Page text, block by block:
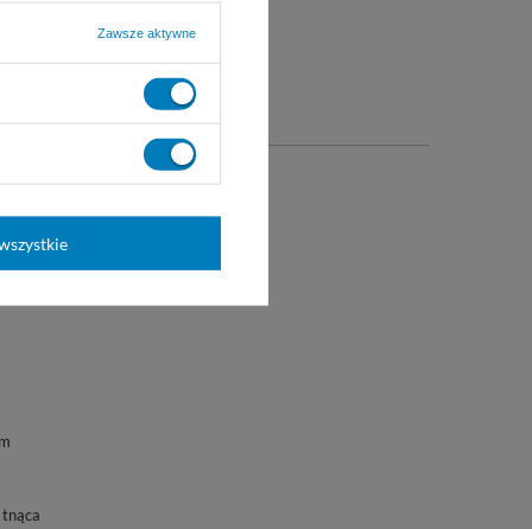
Dafilon, Ethilon, Amifil M, Nylon
Zawsze aktywne